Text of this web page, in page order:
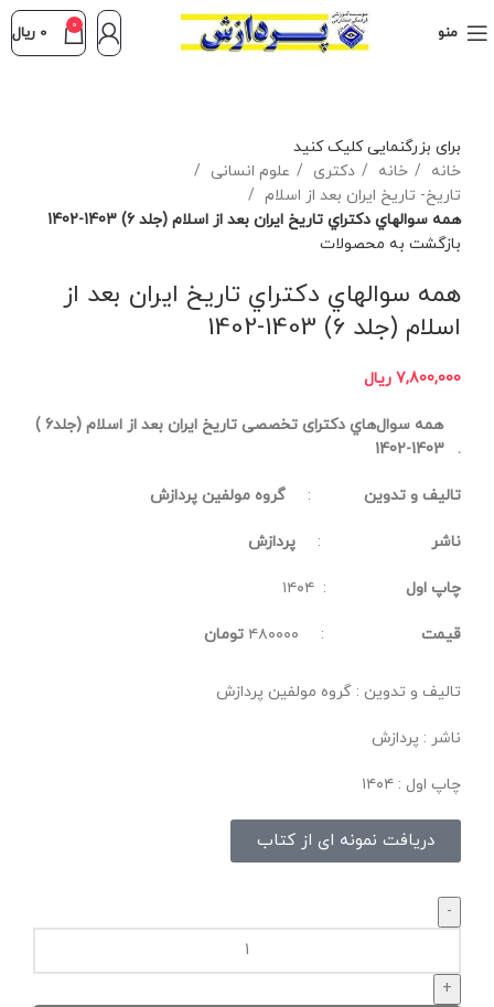
منو 0
0 ریال
برای بزرگنمایی کلیک کنید
خانه
خانه دکتری
علوم انسانی
تاریخ- تاریخ ایران بعد از اسلام
همه سوالهاي دكتراي تاریخ ایران بعد از اسلام (جلد 6) 1403-1402
بازگشت به محصولات
همه سوالهاي دكتراي تاریخ ایران بعد از
اسلام (جلد 6) 1403-1402
7,800,000 ریال
همه سوال‌هاي دکترای تخصصی تاریخ
ایران بعد از اسلام (جلد6 )
. 1403-1402
تالیف و تدوین : گروه مولفین پردازش
ناشر : پردازش
چاپ اول : ۱۴۰۴
قیمت : ۴۸۰۰۰۰ تومان
تالیف و تدوین : گروه مولفین پردازش
ناشر : پردازش
چاپ اول : ۱۴۰۴
دریافت نمونه ای از کتاب